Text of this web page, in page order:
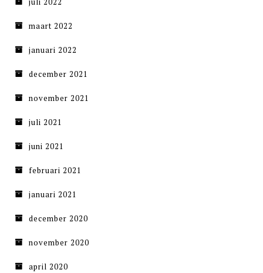
maart 2022
januari 2022
december 2021
november 2021
juli 2021
juni 2021
februari 2021
januari 2021
december 2020
november 2020
april 2020